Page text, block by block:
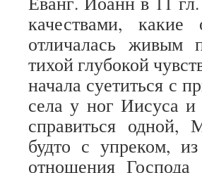
качествами,
отличалась живым
тихой глубокой
начала суетиться с
села у ног Иисуса
справиться одной,
будто с упреком,
отношения